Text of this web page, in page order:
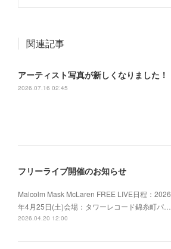
関連記事
アーティスト写真が新しくなりました！
2026.07.16 02:45
フリーライブ開催のお知らせ
Malcolm Mask McLaren FREE LIVE日程：2026
年4月25日(土)会場：タワーレコード錦糸町パ…
2026.04.20 12:00